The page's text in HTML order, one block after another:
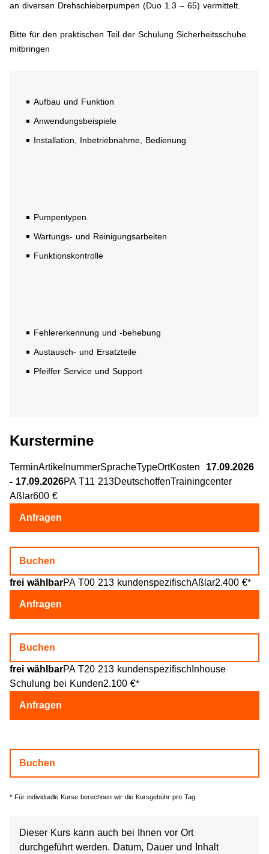
an diversen Drehschieberpumpen (Duo 1.3 – 65) vermittelt.
Bitte für den praktischen Teil der Schulung Sicherheitsschuhe
mitbringen
Aufbau und Funktion
Anwendungsbeispiele
Installation, Inbetriebnahme, Bedienung
Pumpentypen
Wartungs- und Reinigungsarbeiten
Funktionskontrolle
Fehlererkennung und -behebung
Austausch- und Ersatzteile
Pfeiffer Service und Support
Kurstermine
TerminArtikelnummerSpracheTypeOrtKosten 17.09.2026
- 17.09.2026PA T11 213DeutschoffenTrainingcenter
Aßlar600 €
Anfragen
Buchen
frei wählbarPA T00 213 kundenspezifischAßlar2.400 €*
Anfragen
Buchen
frei wählbarPA T20 213 kundenspezifischInhouse
Schulung bei Kunden2.100 €*
Anfragen
Buchen
* Für individuelle Kurse berechnen wir die Kursgebühr pro Tag.
Dieser Kurs kann auch bei Ihnen vor Ort
durchgeführt werden. Datum, Dauer und Inhalt